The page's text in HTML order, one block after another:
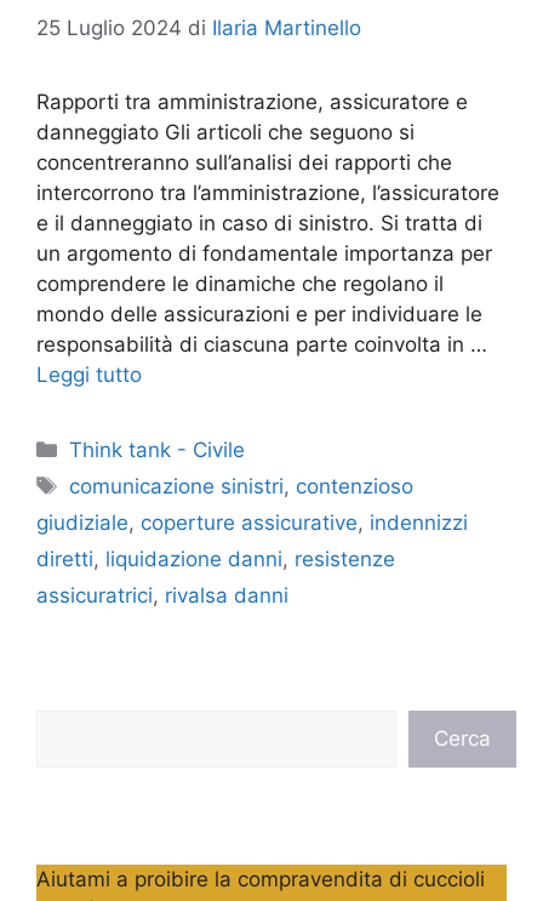
25 Luglio 2024 di Ilaria Martinello
Rapporti tra amministrazione, assicuratore e
danneggiato Gli articoli che seguono si
concentreranno sull’analisi dei rapporti che
intercorrono tra l’amministrazione, l’assicuratore
e il danneggiato in caso di sinistro. Si tratta di
un argomento di fondamentale importanza per
comprendere le dinamiche che regolano il
mondo delle assicurazioni e per individuare le
responsabilità di ciascuna parte coinvolta in …
Leggi tutto
Categorie
Think tank - Civile
Tag
comunicazione sinistri, contenzioso
giudiziale, coperture assicurative, indennizzi
diretti, liquidazione danni, resistenze
assicuratrici, rivalsa danni
Cerca
Aiutami a proibire la compravendita di cuccioli